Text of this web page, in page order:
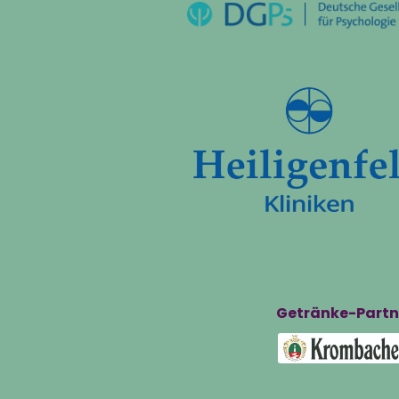
Getränke-